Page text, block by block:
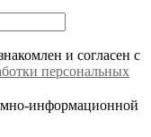
и согласен с
персональных
информационной